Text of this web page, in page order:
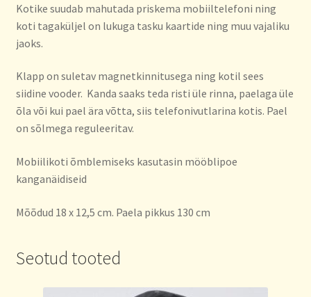
Kotike suudab mahutada priskema mobiiltelefoni ning
koti tagaküljel on lukuga tasku kaartide ning muu vajaliku
jaoks.
Klapp on suletav magnetkinnitusega ning kotil sees
siidine vooder. Kanda saaks teda risti üle rinna, paelaga üle
õla või kui pael ära võtta, siis telefonivutlarina kotis. Pael
on sõlmega reguleeritav.
Mobiilikoti õmblemiseks kasutasin mööblipoe
kanganäidiseid
Mõõdud 18 x 12,5 cm. Paela pikkus 130 cm
Seotud tooted